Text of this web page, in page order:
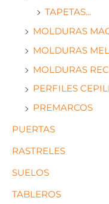
TAPETAS...
MOLDURAS
MOLDURAS
MOLDURAS
PERFILES
PREMARCOS
PUERTAS
RASTRELES
SUELOS
TABLEROS